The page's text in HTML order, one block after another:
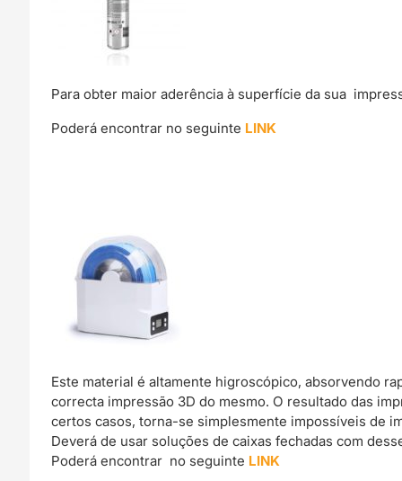
Para obter maior aderência à superfície da sua
Poderá encontrar no seguinte LINK
Este material é altamente higroscópico, absorvendo
correcta impressão 3D do mesmo. O resultado das
certos casos, torna-se simplesmente impossíveis de
Deverá de usar soluções de caixas fechadas com
Poderá encontrar no seguinte LINK